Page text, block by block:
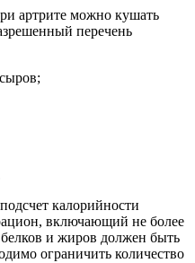
артрите можно кушать
перечень
калорийности
включающий не более
и жиров должен быть
ограничить количество